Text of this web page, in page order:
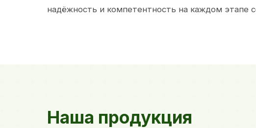
надёжность и компетентность на каждом этапе
Наша продукция